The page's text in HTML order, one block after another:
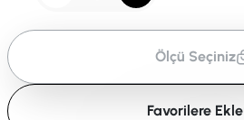
Ölçü Seçiniz
Favorilere Ekle